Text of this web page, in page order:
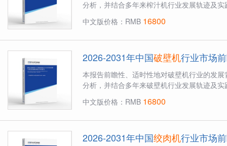
分析，并结合多年来榨汁机行业发展轨迹及
中文版价格：RMB 16800
2026-2031年中国破壁机行业市场
本报告前瞻性、适时性地对破壁机行业的发
分析，并结合多年来破壁机行业发展轨迹及
中文版价格：RMB 16800
2026-2031年中国绞肉机行业市场